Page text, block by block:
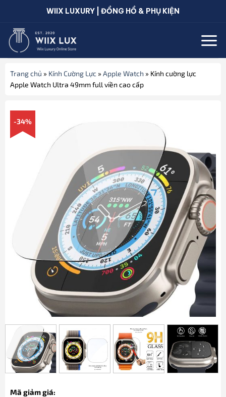
dung
WIIX LUXURY | ĐỒNG HỒ & PHỤ KIỆN
Trang chủ » Kính Cường Lực » Apple Watch » Kính cường lực
Apple Watch Ultra 49mm full viền cao cấp
-34%
Mã giảm giá: